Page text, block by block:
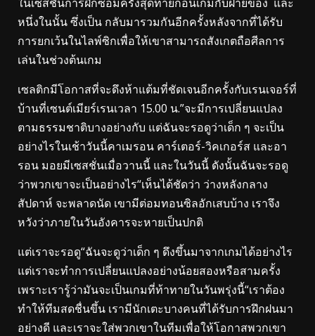
หนึ่งในนั้น ซึ่งเป็น กลับมารวมกันอีกครั้งหลังจากที่ได้รับ
การยกเว้นในไลพ์ซิกเพื่อให้เขาสามารถสังเกตถือศีลการ
เล่นในช่วงต้นเกม
เซลติกมีโอกาสที่จะดึงห้าแต้มที่ชัดเจนอีกครั้งกับเรนเจอร์ที่
บ้านที่เซนต์เมียร์เรนเวลา 15.00 น.”จะมีการเปลี่ยนแปลง
ตามธรรมชาติบางอย่างกับ แต่ฉันจะรอดูว่าเด็ก ๆ จะเป็น
อย่างไรในเช้าวันนี้คาเมรอน คาร์เตอร์-วิคเกอร์ส และอา
รอน มอยมีเซสชั่นเมื่อวานนี้ และในวันนี้ ดังนั้นฉันจะรอดู
ว่าพวกเขาจะเป็นอย่างไร“เห็นได้ชัดว่า ว่างหลังกลาง
สัปดาห์ จะพลาดนัด เขามีต่อมทอนซิลอักเสบบ้าง เราจึง
หวังว่าภายในวันอังคารจะหายเป็นปกติ
แต่เราจะรอดู“ฉันจะดูว่าเด็ก ๆ ดึงขึ้นมาจากเกมได้อย่างไร
แต่เราจะทำการเปลี่ยนแปลงอย่างน้อยสองหรือสามครั้ง
เพราะเรารู้ว่ามันจะเป็นเกมที่ท้าทายในวันพรุ่งนี้“เราต้อง
ทำให้ทีมสดชื่นขึ้น เรามีนักเตะบางคนที่ได้รับการฝึกฝนมา
อย่างดี และเราจะใส่พวกเขาในทีมเพื่อให้โอกาสพวกเขา